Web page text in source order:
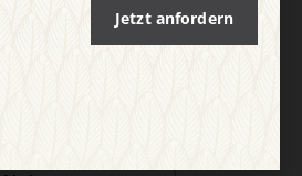
Jetzt anfordern